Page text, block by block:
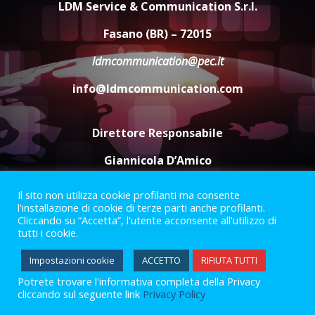
Savelletri
8 Agosto 2026 11:00
Savelletri in festa, domani sera
grande spettacolo con Uccio De
Santis
8 Agosto 2026 07:30
LDM Service & Communication S.r.l.
Fasano (BR) – 72015
ldmcommunication@pec.it
info@ldmcommunication.com
Direttore Responsabile
Giannicola D’Amico
Termini e Condizioni
Privacy Policy
Informazioni Legali
Facebook
Instagram
Youtube
2023 © Gofasano|Powered byCreativestudio
Il sito non utilizza cookie profilanti ma consente
l'installazione di cookie di terze parti anche profilanti.
Cliccando su “Accetta”, l'utente acconsente all'utilizzo di
tutti i cookie.
Impostazioni cookie ACCETTO RIFIUTA TUTTI
Potrete trovare l'informativa completa della Privacy
cliccando sul seguente link Privacy Policy